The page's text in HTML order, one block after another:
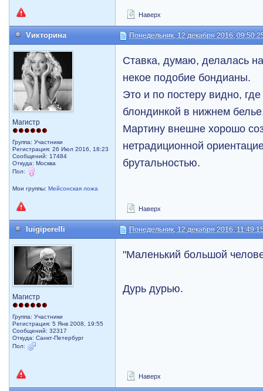
Наверх
Vикторина Понедельник, 12 декабря 2016,
Магистр
Группа: Участники
Регистрация: 26 Июл 2016, 18:23
Сообщений: 17484
Откуда: Москва
Пол:
Мои группы:Мейсонская ложа
Ставка, думаю, делалась
некое подобие бондианы.
Это и по постеру видно,
блондинкой в нижнем
Мартину внешне хорошо
нетрадиционной
брутальностью.
Наверх
luigiperelli Понедельник, 12 декабря 2016,
Магистр
Группа: Участники
Регистрация: 5 Янв 2008, 19:55
Сообщений: 32317
Откуда: Санкт-Петербург
Пол:
"Маленький большой
Дурь дурью.
Наверх